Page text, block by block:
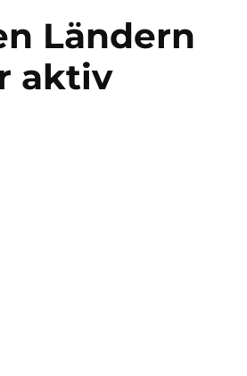
Ländern
aktiv